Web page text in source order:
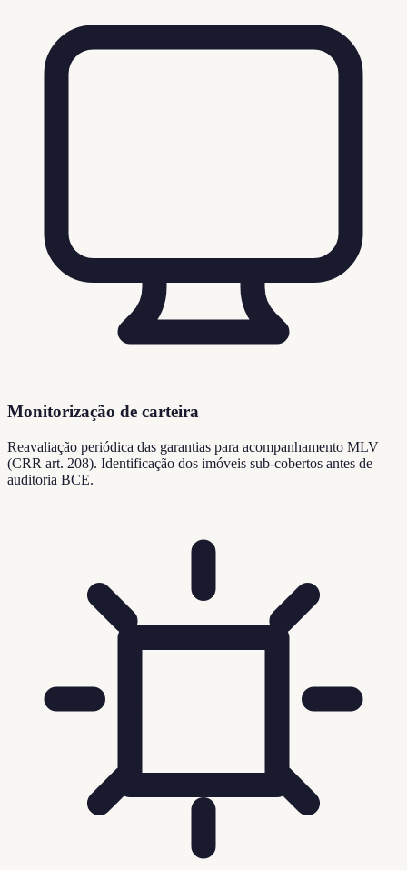
Monitorização de carteira
Reavaliação periódica das garantias para acompanhamento MLV
(CRR art. 208). Identificação dos imóveis sub-cobertos antes de
auditoria BCE.